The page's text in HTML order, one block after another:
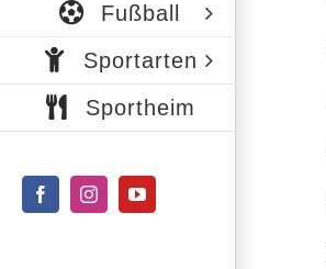
Fußball
Sportarten
Sportheim
FacebookInstagramYouTube